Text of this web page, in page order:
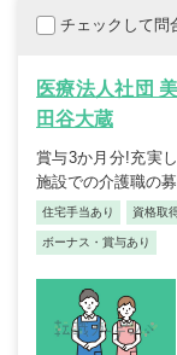
チェックして問
医療法人社団
田谷大蔵
賞与3か月分!充実
施設での介護職の
住宅手当あり 資格取
ボーナス・賞与あり